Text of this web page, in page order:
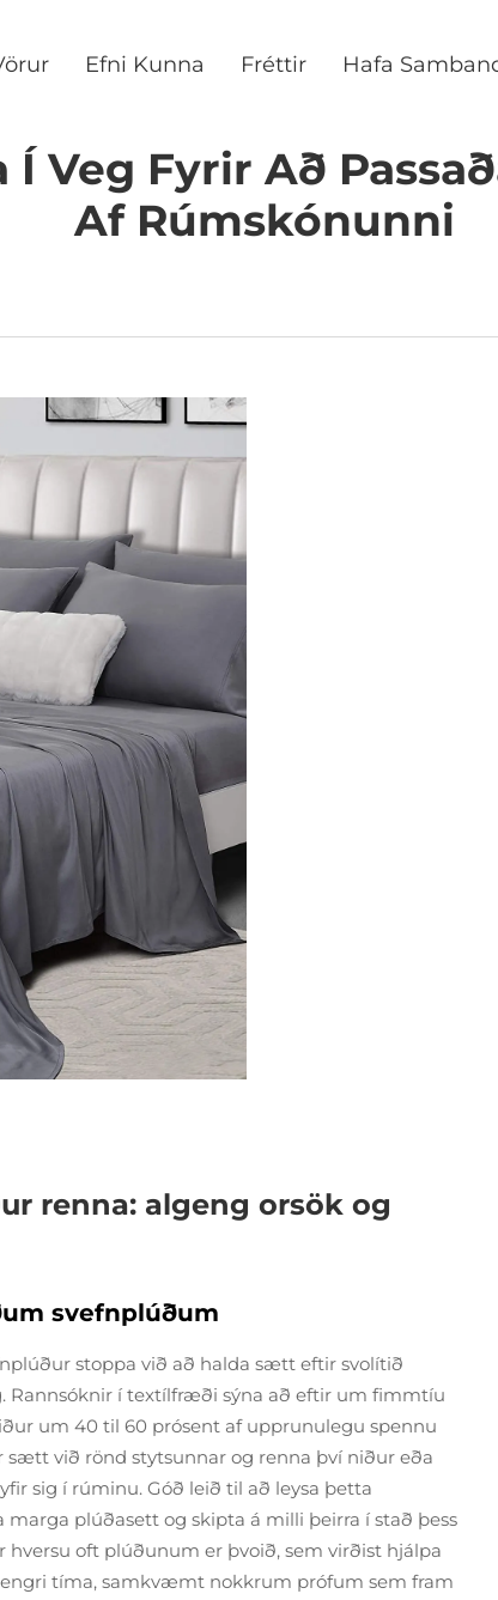
Efni Kunna Fréttir Hafa
Í Veg Fyrir Að
Af Rúmskónunni
renna: algeng orsök og
svefnplúðum
stoppa við að halda sætt eftir svolítið
Rannsóknir í textílfræði sýna að eftir um fimmtíu
um 40 til 60 prósent af upprunulegu spennu
við rönd stytsunnar og renna því niður eða
sig í rúminu. Góð leið til að leysa þetta
plúðasett og skipta á milli þeirra í stað þess
oft plúðunum er þvoið, sem virðist hjálpa
tíma, samkvæmt nokkrum prófum sem fram